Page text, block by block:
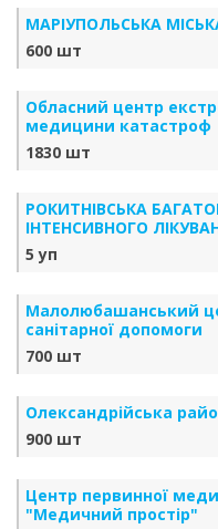
МАРІУПОЛЬСЬКА
600 шт
Обласний центр
медицини катастроф
1830 шт
РОКИТНІВСЬКА
ІНТЕНСИВНОГО
5 уп
Малолюбашанський
санітарної допомоги
700 шт
Олександрійська
900 шт
Центр первинної
"Медичний простір"